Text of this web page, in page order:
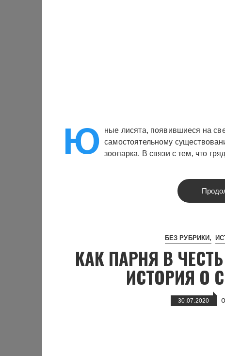
Ю
ные лисята, появившиеся на
самостоятельному
зоопарка. В связи с тем, что
БЕЗ РУБРИКИ
КАК ПАРНЯ В
ИСТОРИЯ О
30.07.2020